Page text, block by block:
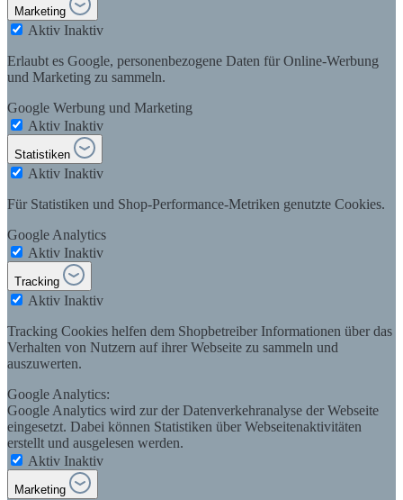
Marketing
Aktiv Inaktiv
Erlaubt es Google, personenbezogene Daten für Online-Werbung
und Marketing zu sammeln.
Google Werbung und Marketing
Aktiv Inaktiv
Statistiken
Aktiv Inaktiv
Für Statistiken und Shop-Performance-Metriken genutzte Cookies.
Google Analytics
Aktiv Inaktiv
Tracking
Aktiv Inaktiv
Tracking Cookies helfen dem Shopbetreiber Informationen über das
Verhalten von Nutzern auf ihrer Webseite zu sammeln und
auszuwerten.
Google Analytics:
Google Analytics wird zur der Datenverkehranalyse der Webseite
eingesetzt. Dabei können Statistiken über Webseitenaktivitäten
erstellt und ausgelesen werden.
Aktiv Inaktiv
Marketing